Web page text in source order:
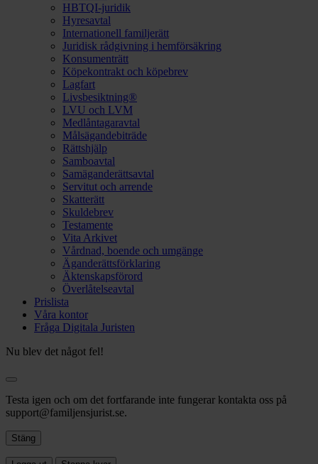
HBTQI-juridik
Hyresavtal
Internationell familjerätt
Juridisk rådgivning i hemförsäkring
Konsumenträtt
Köpekontrakt och köpebrev
Lagfart
Livsbesiktning®
LVU och LVM
Medlåntagaravtal
Målsägandebiträde
Rättshjälp
Samboavtal
Samäganderättsavtal
Servitut och arrende
Skatterätt
Skuldebrev
Testamente
Vita Arkivet
Vårdnad, boende och umgänge
Äganderättsförklaring
Äktenskapsförord
Överlåtelseavtal
Prislista
Våra kontor
Fråga Digitala Juristen
Nu blev det något fel!
Testa igen och om det fortfarande inte fungerar kontakta oss på
support@familjensjurist.se.
Stäng